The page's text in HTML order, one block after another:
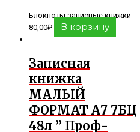
Блокноты записные книжки
80,00₽ В корзину
Записная
книжка
МАЛЫЙ
ФОРМАТ А7 7БЦ
48л ” Проф-